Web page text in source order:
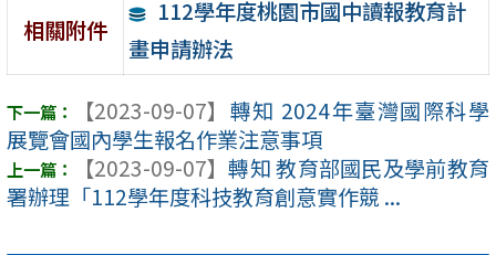
相關附件
112學年度桃園市國中讀報教育計
畫申請辦法
【2023-09-07】 轉知 2024年臺灣國際科學
展覽會國內學生報名作業注意事項
【2023-09-07】 轉知 教育部國民及學前教育
署辦理「112學年度科技教育創意實作競 ...